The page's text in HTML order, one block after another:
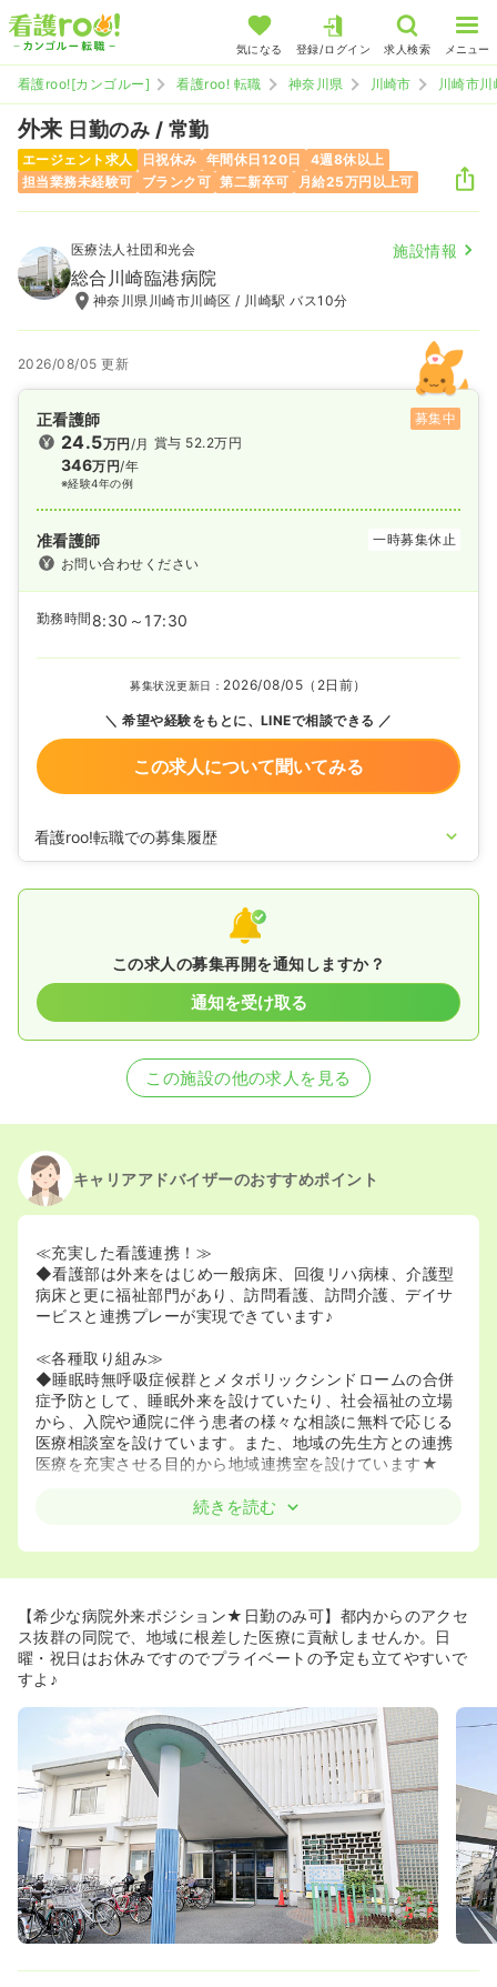
気になる 登録/ログイン 求人検索 メニュー
看護roo![カンゴルー] 看護roo! 転職 神奈川県 川崎市 川崎市
外来 日勤のみ / 常勤
エージェント求人 日祝休み 年間休日120日
4週8休以上
担当業務未経験可
ブランク可 第二新卒可 月給25万円以上可
医療法人社団和光会 施設情報
総合川崎臨港病院
神奈川県川崎市川崎区 / 川崎駅 バス10分
2026/08/05 更新
正看護師 募集中
24.5万円/月
346万円/年
※経験4年の例
賞与 52.2万円
准看護師
一時募集休止
お問い合わせください
勤務時間 8:30～17:30
募集状況更新日： 2026/08/05（2日前）
希望や経験をもとに、LINEで相談できる
この求人について聞いてみる
看護roo!転職での募集履歴
2021/05/21正・准看護師の募集を休止
正・准看護師を募集中
この求人の募集再開を通知しますか？
通知を受け取る
この施設の他の求人を見る
キャリアアドバイザーのおすすめポイント
≪充実した看護連携！≫
◆看護部は外来をはじめ一般病床、回復リハ病棟、介護型
病床と更に福祉部門があり、訪問看護、訪問介護、デイサ
ービスと連携プレーが実現できています♪
≪各種取り組み≫
◆睡眠時無呼吸症候群とメタボリックシンドロームの合併
症予防として、睡眠外来を設けていたり、社会福祉の立場
から、入院や通院に伴う患者の様々な相談に無料で応じる
医療相談室を設けています。また、地域の先生方との連携
医療を充実させる目的から地域連携室を設けています★
◆資格取得を目指す方に対しては院外研修への参加を支援
門・認定看護師を招き、定期的に講義を開催するなど積極
≪産前・産後のサービスも充実≫
◆楽しいマタニティライフと出産に向けての準備、赤ちゃ
んを迎える準備をして頂くための、マタニティー・ヨガを
取り入れています。
担当助産師が予約制で普段の授乳方法やおうちでの様子を
聞き、乳房マッサージをしながら、その人にあった方法を
提供しています。
◆お母さんと協力しながら母子にとって無理のない自然卒
乳を目指しています。
◆積極的に研修や院内カンファレンスを行い、様々な分娩
ケースに合わせた対処法を話しあい、母子にとって最善
の、「やさしい」病院づくりをしています。
≪FISH哲学！≫
◆「楽しく遊び心を持つ」「人を喜ばせる」「注意を向け
る」「態度を選ぶ」この4つの原理のもと、働く職員がい
きいき仕事を楽しむことができるような職場環境づくりを
続きを読む
【希少な病院外来ポジション★日勤のみ可】都内からのアクセ
ス抜群の同院で、地域に根差した医療に貢献しませんか。日
曜・祝日はお休みですのでプライベートの予定も立てやすいで
すよ♪